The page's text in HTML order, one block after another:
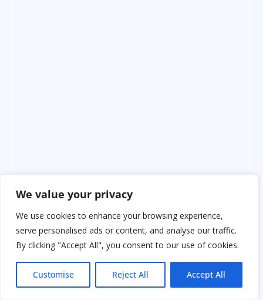
We value your privacy
We use cookies to enhance your browsing experience,
serve personalised ads or content, and analyse our traffic.
By clicking "Accept All", you consent to our use of cookies.
Customise Reject All Accept All
Вывод простой, как проводка в 1С:
Чужие долги — это не твоя статья расходов.
Чужие проблемы — не твоя зона ответственности.